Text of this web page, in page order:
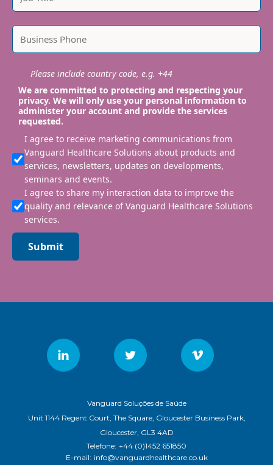
Please include country code, e.g. +44
We are committed to protecting and respecting your
privacy. We will only use your personal information to
administer your account and provide the services
requested.
I agree to receive marketing communications from
Vanguard Healthcare Solutions about products and
services, newsletters, updates on developments,
seminars and events.
I agree to share my interaction data to improve the
quality and relevance of Vanguard Healthcare Solutions
services.
Submit
Vanguard Soluções de Saúde
Unit 1144 Regent Court, The Square, Gloucester Business Park,
Gloucester, GL3 4AD
Telefone: +44 (0)1452 651850
E-mail: info@vanguardhealthcare.co.uk